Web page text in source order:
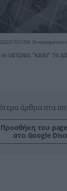
ΤΟ ΓΕΝ: Το νομισματικό
«Η ΙΑΠΩΝΙΑ “ΚΑΙΕΙ” 74
άρθρα στα
Προσθήκη του
στο Google